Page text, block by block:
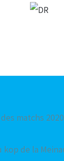
Segbe
matchs
kop de la